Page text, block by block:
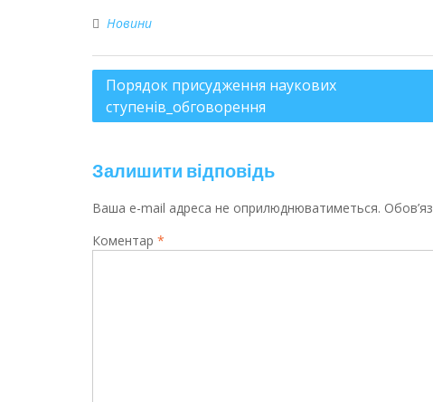
Новини
Порядок присудження наукових
ступенів_обговорення
Залишити відповідь
Ваша e-mail адреса не оприлюднюватиметься.
Коментар *